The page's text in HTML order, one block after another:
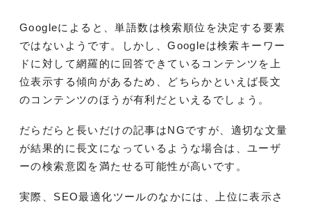
Googleによると、単語数は検索順位を決定する要素
ではないようです。しかし、Googleは検索キーワー
ドに対して網羅的に回答できているコンテンツを上
位表示する傾向があるため、どちらかといえば長文
のコンテンツのほうが有利だといえるでしょう。
だらだらと長いだけの記事はNGですが、適切な文量
が結果的に長文になっているような場合は、ユーザ
ーの検索意図を満たせる可能性が高いです。
実際、SEO最適化ツールのなかには、上位に表示さ